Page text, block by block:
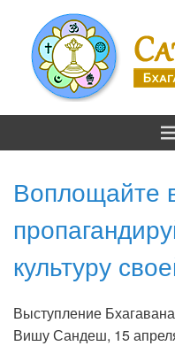
Сатья Саи
Воплощайте
культуру
Выступление
Вишу Сандеш, 15